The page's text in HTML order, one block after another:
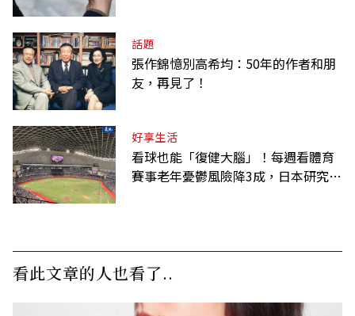
話題
張作錦憶別高希均：50年的作者和朋
友，再見了！
好享生活
看球也能「復健大腦」！每週看體育
賽事老年憂鬱風險降3成，日本研究：
看此文章的人也看了..